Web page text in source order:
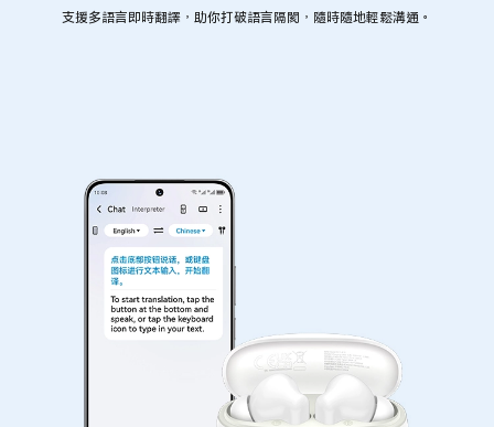
支援多語言即時翻譯，助你打破語言隔閡，隨時隨地輕鬆溝通。